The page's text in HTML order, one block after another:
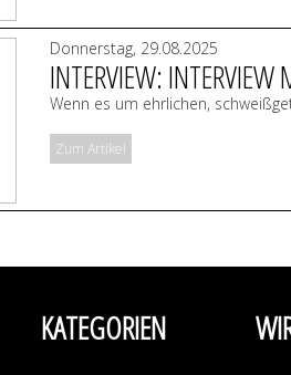
Donnerstag, 29.08.2025
INTERVIEW: INTERVIEW
Wenn es um ehrlichen,
Zum Artikel
KATEGORIEN